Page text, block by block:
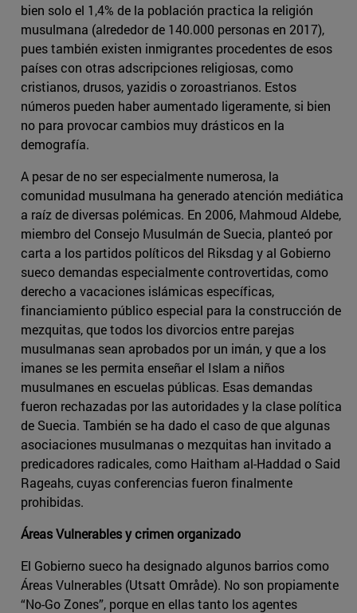
bien solo el 1,4% de la población practica la religión
musulmana (alrededor de 140.000 personas en 2017),
pues también existen inmigrantes procedentes de esos
países con otras adscripciones religiosas, como
cristianos, drusos, yazidis o zoroastrianos. Estos
números pueden haber aumentado ligeramente, si bien
no para provocar cambios muy drásticos en la
demografía.
A pesar de no ser especialmente numerosa, la
comunidad musulmana ha generado atención mediática
a raíz de diversas polémicas. En 2006, Mahmoud Aldebe,
miembro del Consejo Musulmán de Suecia, planteó por
carta a los partidos políticos del Riksdag y al Gobierno
sueco demandas especialmente controvertidas, como
derecho a vacaciones islámicas específicas,
financiamiento público especial para la construcción de
mezquitas, que todos los divorcios entre parejas
musulmanas sean aprobados por un imán, y que a los
imanes se les permita enseñar el Islam a niños
musulmanes en escuelas públicas. Esas demandas
fueron rechazadas por las autoridades y la clase política
de Suecia. También se ha dado el caso de que algunas
asociaciones musulmanas o mezquitas han invitado a
predicadores radicales, como Haitham al-Haddad o Said
Rageahs, cuyas conferencias fueron finalmente
prohibidas.
Áreas Vulnerables y crimen organizado
El Gobierno sueco ha designado algunos barrios como
Áreas Vulnerables (Utsatt Område). No son propiamente
“No-Go Zones”, porque en ellas tanto los agentes